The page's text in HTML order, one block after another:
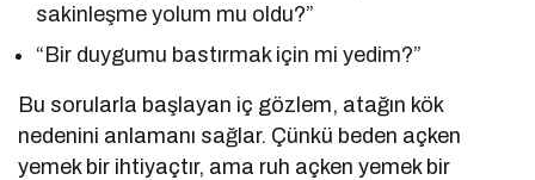
sakinleşme yolum mu oldu?”
“Bir duygumu bastırmak için mi yedim?”
Bu sorularla başlayan iç gözlem, atağın kök
nedenini anlamanı sağlar. Çünkü beden açken
yemek bir ihtiyaçtır, ama ruh açken yemek bir